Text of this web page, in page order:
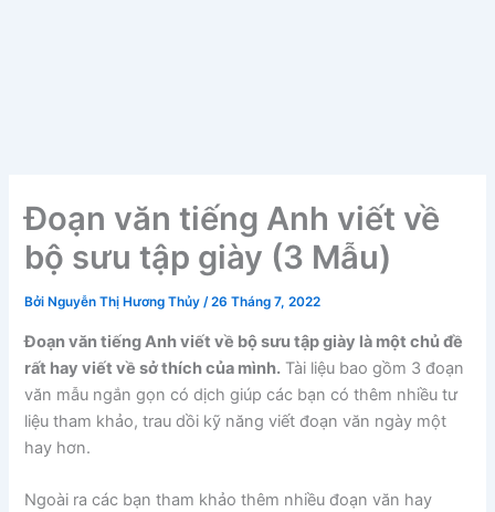
Đoạn văn tiếng Anh viết về
bộ sưu tập giày (3 Mẫu)
Bởi Nguyễn Thị Hương Thủy/26 Tháng 7, 2022
Đoạn văn tiếng Anh viết về bộ sưu tập giày là một chủ đề
rất hay viết về sở thích của mình. Tài liệu bao gồm 3 đoạn
văn mẫu ngắn gọn có dịch giúp các bạn có thêm nhiều tư
liệu tham khảo, trau dồi kỹ năng viết đoạn văn ngày một
hay hơn.
Ngoài ra các bạn tham khảo thêm nhiều đoạn văn hay